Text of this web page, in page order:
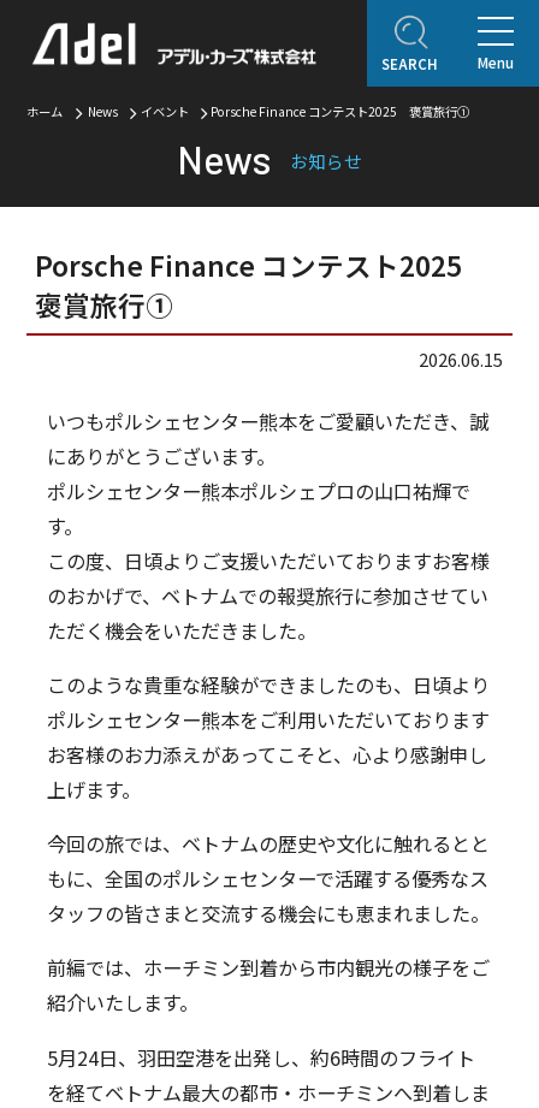
SEARCH
ホーム News イベント Porsche Finance コンテスト2025 褒賞旅行①
News お知らせ
Porsche Finance コンテスト2025
褒賞旅行①
2026.06.15
いつもポルシェセンター熊本をご愛顧いただき、誠
にありがとうございます。
ポルシェセンター熊本ポルシェプロの山口祐輝で
す。
この度、日頃よりご支援いただいておりますお客様
のおかげで、ベトナムでの報奨旅行に参加させてい
ただく機会をいただきました。
このような貴重な経験ができましたのも、日頃より
ポルシェセンター熊本をご利用いただいております
お客様のお力添えがあってこそと、心より感謝申し
上げます。
今回の旅では、ベトナムの歴史や文化に触れるとと
もに、全国のポルシェセンターで活躍する優秀なス
タッフの皆さまと交流する機会にも恵まれました。
前編では、ホーチミン到着から市内観光の様子をご
紹介いたします。
5月24日、羽田空港を出発し、約6時間のフライト
を経てベトナム最大の都市・ホーチミンへ到着しま
Menu
ホーム
企業情報
ご挨拶会社概要Adel Pressアクセス
取り扱いブランド
アフターサービス
自動車保険
アデルレポート
アデル・コレクションギャラリー
認定・表彰・受賞
採用情報
新卒採用キャリア採用
お知らせ
お問い合わせ
プライバシーポリシー
プジョー熊本